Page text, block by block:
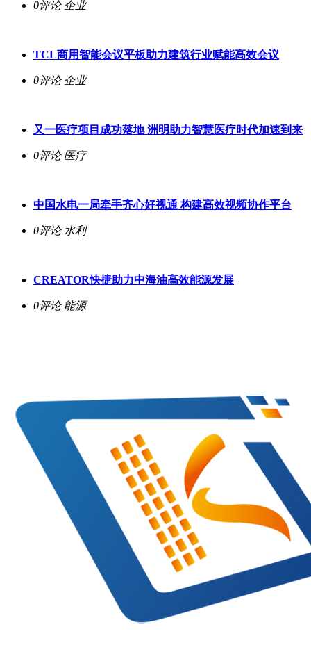
0评论企业
TCL商用智能会议平板助力建筑行业赋能高效会议
0评论企业
又一医疗项目成功落地 洲明助力智慧医疗时代加速到来
0评论医疗
中国水电一局牵手齐心好视通 构建高效视频协作平台
0评论水利
CREATOR快捷助力中海油高效能源发展
0评论能源